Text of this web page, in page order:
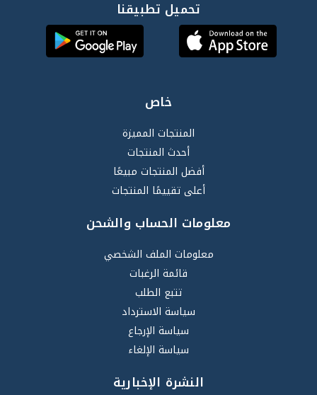
تحميل تطبيقنا
خاص
المنتجات المميزة
أحدث المنتجات
أفضل المنتجات مبيعًا
أعلى تقييمًا المنتجات
معلومات الحساب والشحن
معلومات الملف الشخصي
قائمة الرغبات
تتبع الطلب
سياسة الاسترداد
سياسة الإرجاع
سياسة الإلغاء
النشرة الإخبارية